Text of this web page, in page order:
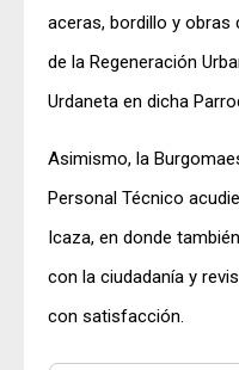
aceras, bordillo y
de la Regeneración
Urdaneta en dicha
Asimismo, la
Personal Técnico
Icaza, en donde
con la ciudadanía y
con satisfacción.